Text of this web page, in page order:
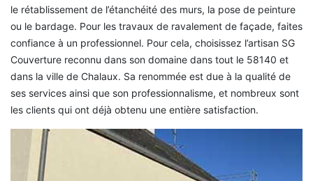
le rétablissement de l’étanchéité des murs, la pose de peinture
ou le bardage. Pour les travaux de ravalement de façade, faites
confiance à un professionnel. Pour cela, choisissez l’artisan SG
Couverture reconnu dans son domaine dans tout le 58140 et
dans la ville de Chalaux. Sa renommée est due à la qualité de
ses services ainsi que son professionnalisme, et nombreux sont
les clients qui ont déjà obtenu une entière satisfaction.